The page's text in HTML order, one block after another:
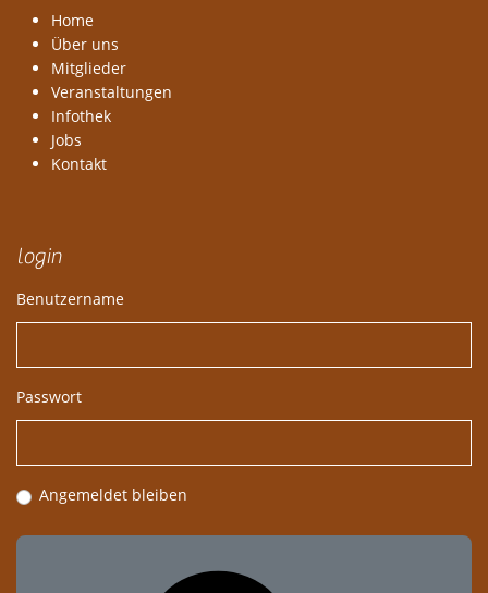
Home
Über uns
Mitglieder
Veranstaltungen
Infothek
Jobs
Kontakt
login
Benutzername
Passwort
Angemeldet bleiben